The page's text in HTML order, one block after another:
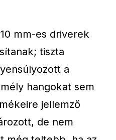
mm-es driverek
tiszta
a
hangokat sem
jellemző
de nem